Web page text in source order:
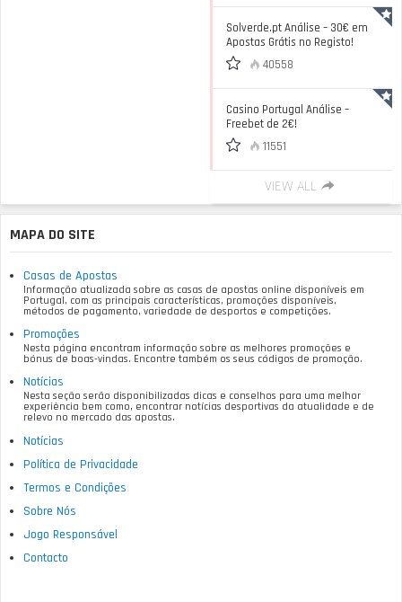
Solverde.pt Análise – 30€ em
Apostas Grátis no Registo!
40558
Casino Portugal Análise –
Freebet de 2€!
11551
VIEW ALL
MAPA DO SITE
Casas de Apostas
Informação atualizada sobre as casas de apostas online disponíveis em
Portugal, com as principais características, promoções disponíveis,
métodos de pagamento, variedade de desportos e competições.
Promoções
Nesta página encontram informação sobre as melhores promoções e
bónus de boas-vindas. Encontre também os seus códigos de promoção.
Notícias
Nesta seção serão disponibilizadas dicas e conselhos para uma melhor
experiência bem como, encontrar notícias desportivas da atualidade e de
relevo no mercado das apostas.
Notícias
Política de Privacidade
Termos e Condições
Sobre Nós
Jogo Responsável
Contacto